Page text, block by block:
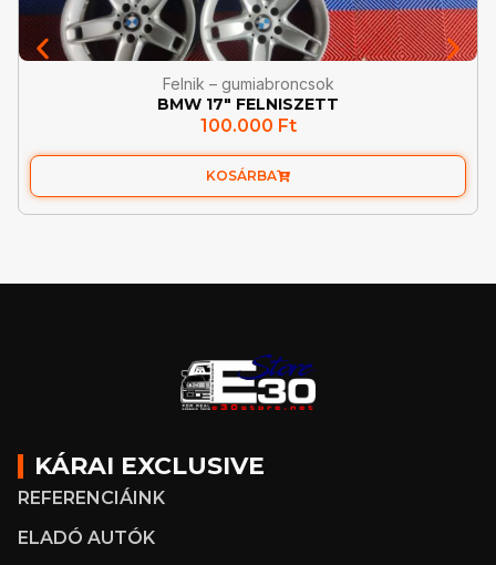
Felnik – gumiabroncsok
BMW 17″ FELNISZETT
100.000 Ft
KOSÁRBA
KÁRAI EXCLUSIVE
REFERENCIÁINK
ELADÓ AUTÓK